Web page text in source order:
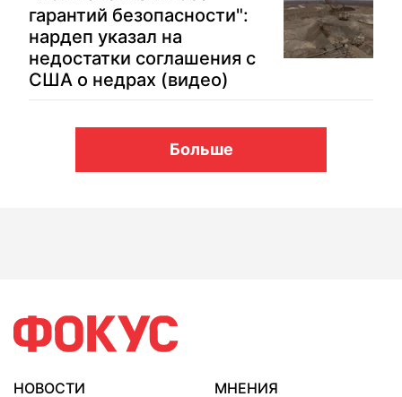
гарантий безопасности":
нардеп указал на
недостатки соглашения с
США о недрах (видео)
Больше
НОВОСТИ
МНЕНИЯ